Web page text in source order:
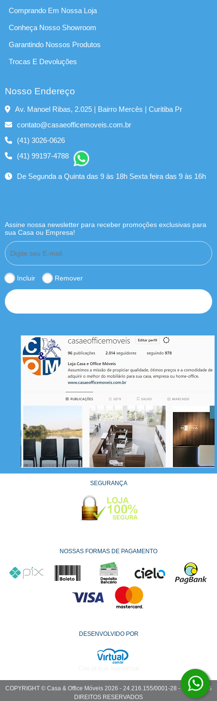
Comprando Em Nossa Loja
Conheça Nosso Showroom
Garantindo Nossos Produtos
Trocas E Devoluções
Nosso Endereço
Av. Manoel Ribas, 2.025 | Bairro Mercês | Curitiba Pr
contato@casaeofficemoveis.com.br
(41) 3026-0626
(41) 99197-4788
De Segunda a Quinta das 9 às 18h Sexta feira das 9 às 16h
Assine nossa newsletter para receber promoções exclusivas para
sua Casa ou Empresa!
Incluir Remover
SEGURANÇA
NOSSAS FORMAS DE PAGAMENTO
DESENVOLVIDO POR
COPYRIGHT © Casa & Office Móveis 2026 - 24.216.155/0001-28 - TODOS OS
DIREITOS RESERVADOS